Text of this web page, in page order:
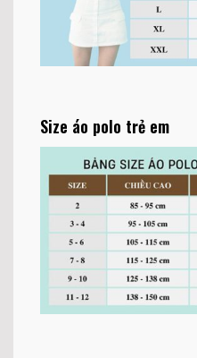
Size áo polo trẻ em